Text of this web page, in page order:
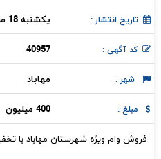
تاریخ انتشار : یکشنبه 18 مرداد 1405
کد آگهی : 40957
شهر : مهاباد
مبلغ : 400 میلیون
فروش وام ویژه شهرستان مهاباد با تخفیف